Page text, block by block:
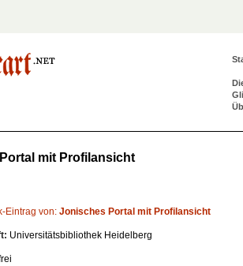
mit Profilansicht
Eintrag von: Jonisches Portal mit Profilansicht
Universitätsbibliothek Heidelberg